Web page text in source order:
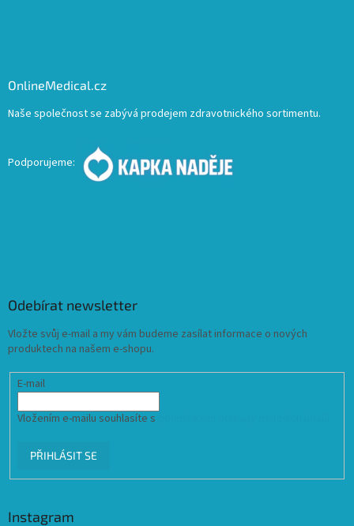
OnlineMedical.cz
Naše společnost se zabývá prodejem zdravotnického sortimentu.
Podporujeme:
Odebírat newsletter
Vložte svůj e-mail a my vám budeme zasílat informace o nových
produktech na našem e-shopu.
E-mail
Vložením e-mailu souhlasíte s
PŘIHLÁSIT SE
Instagram